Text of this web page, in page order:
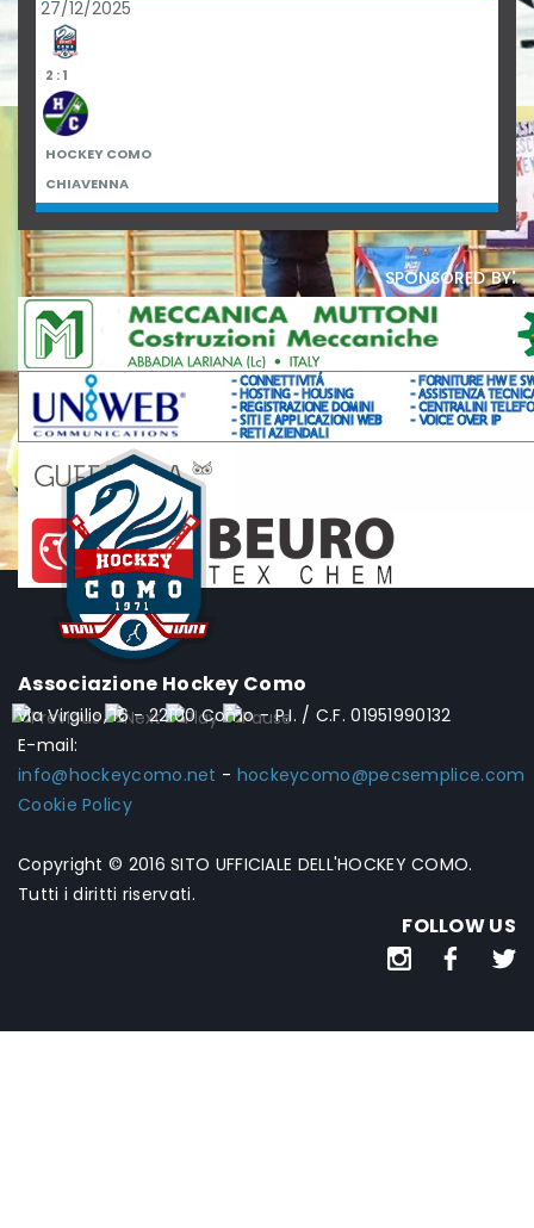
27/12/2025
2 : 1
HOCKEY COMO
CHIAVENNA
sponsored by:
Associazione Hockey Como
via Virgilio, 16 - 22100 Como - P.I. / C.F. 01951990132
E-mail:
info@hockeycomo.net - hockeycomo@pecsemplice.com
Cookie Policy
Copyright © 2016 SITO UFFICIALE DELL'HOCKEY COMO.
Tutti i diritti riservati.
FOLLOW US